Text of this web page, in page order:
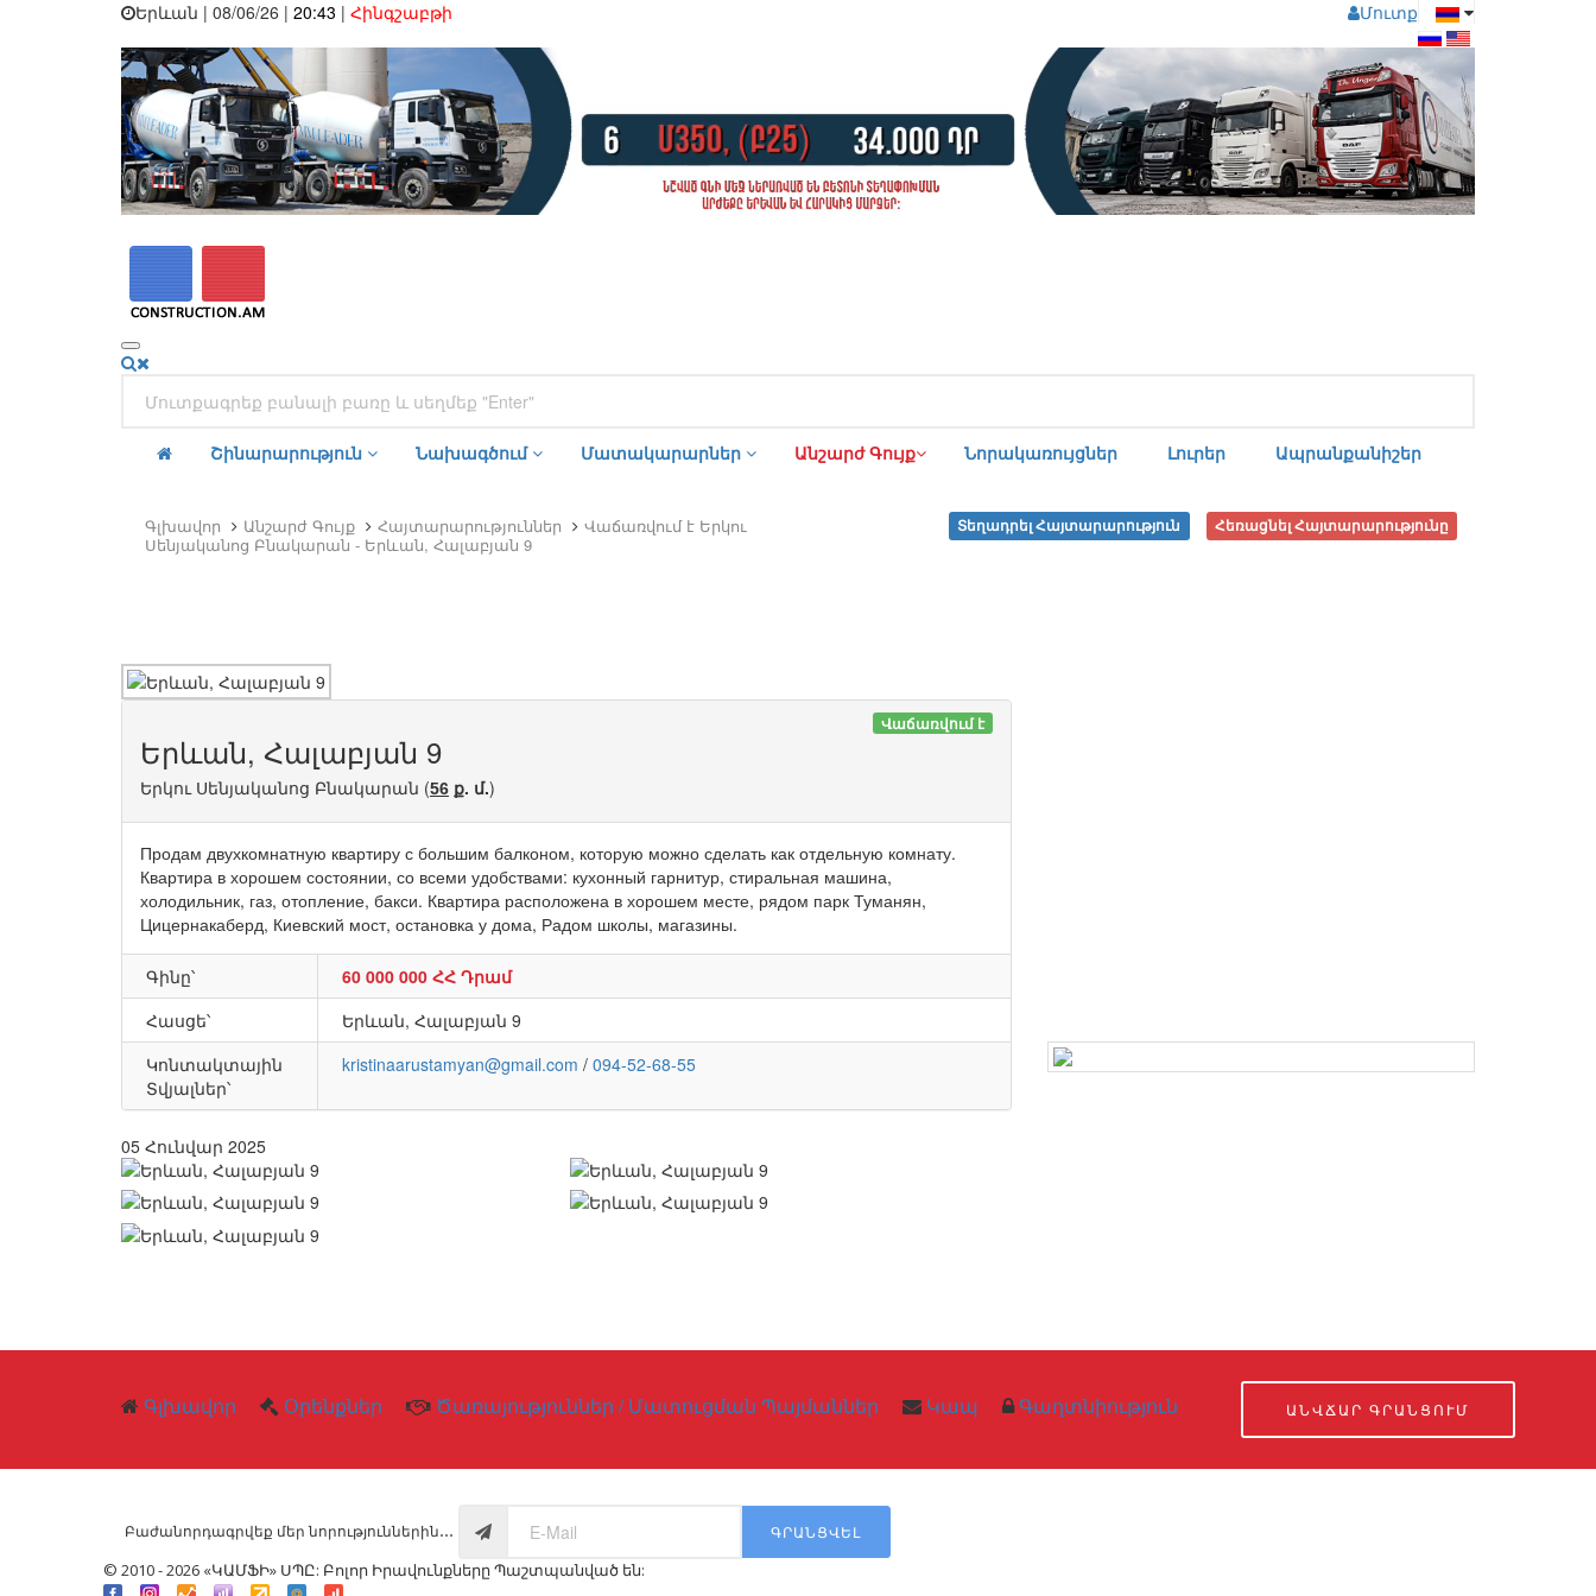
Մուտք
Երևան | 08/06/26 | 20:43 | Հինգշաբթի
Շինարարություն Նախագծում Մատակարարներ Անշարժ Գույք Նորակառույցներ Լուրեր Ապրանքանիշեր
Գլխավոր Անշարժ Գույք Հայտարարություններ
Վաճառվում է Երկու
Սենյականոց Բնակարան - Երևան, Հալաբյան 9
Տեղադրել Հայտարարություն Հեռացնել Հայտարարությունը
Վաճառվում է
Երևան, Հալաբյան 9
Երկու Սենյականոց Բնակարան (56 ք. մ.)
Продам двухкомнатную квартиру с большим балконом, которую можно сделать как отдельную комнату.
Квартира в хорошем состоянии, со всеми удобствами: кухонный гарнитур, стиральная машина,
холодильник, газ, отопление, бакси. Квартира расположена в хорошем месте, рядом парк Туманян,
Цицернакаберд, Киевский мост, остановка у дома, Радом школы, магазины.
Գինը՝
60 000 000 ՀՀ Դրամ
Հասցե՝
Երևան, Հալաբյան 9
Կոնտակտային
Տվյալներ՝
kristinaarustamyan@gmail.com / 094-52-68-55
05 Հունվար 2025
Գլխավոր Օրենքներ Ծառայություններ / Մատուցման Պայմաններ Կապ Գաղտնիություն ԱՆՎՃԱՐ ԳՐԱՆՑՈՒՄ
Բաժանորդագրվեք մեր նորություններին․․․ ԳՐԱՆՑՎԵԼ
© 2010 - 2026 «ԿԱՄՖԻ» ՍՊԸ: Բոլոր Իրավունքները Պաշտպանված են: